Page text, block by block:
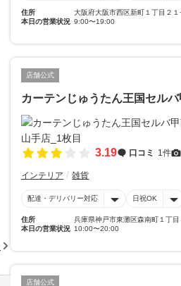
住所
大阪府大阪市西区新町１丁目２１
本日の営業状況 9:00〜19:00
店舗公式
カーテンじゅうたん王国セル
3.19 口コミ 1件
インテリア 雑貨
配達・デリバリー対応 日祝OK
住所
兵庫県神戸市東灘区森南町１丁目
本日の営業状況 10:00〜20:00
店舗公式